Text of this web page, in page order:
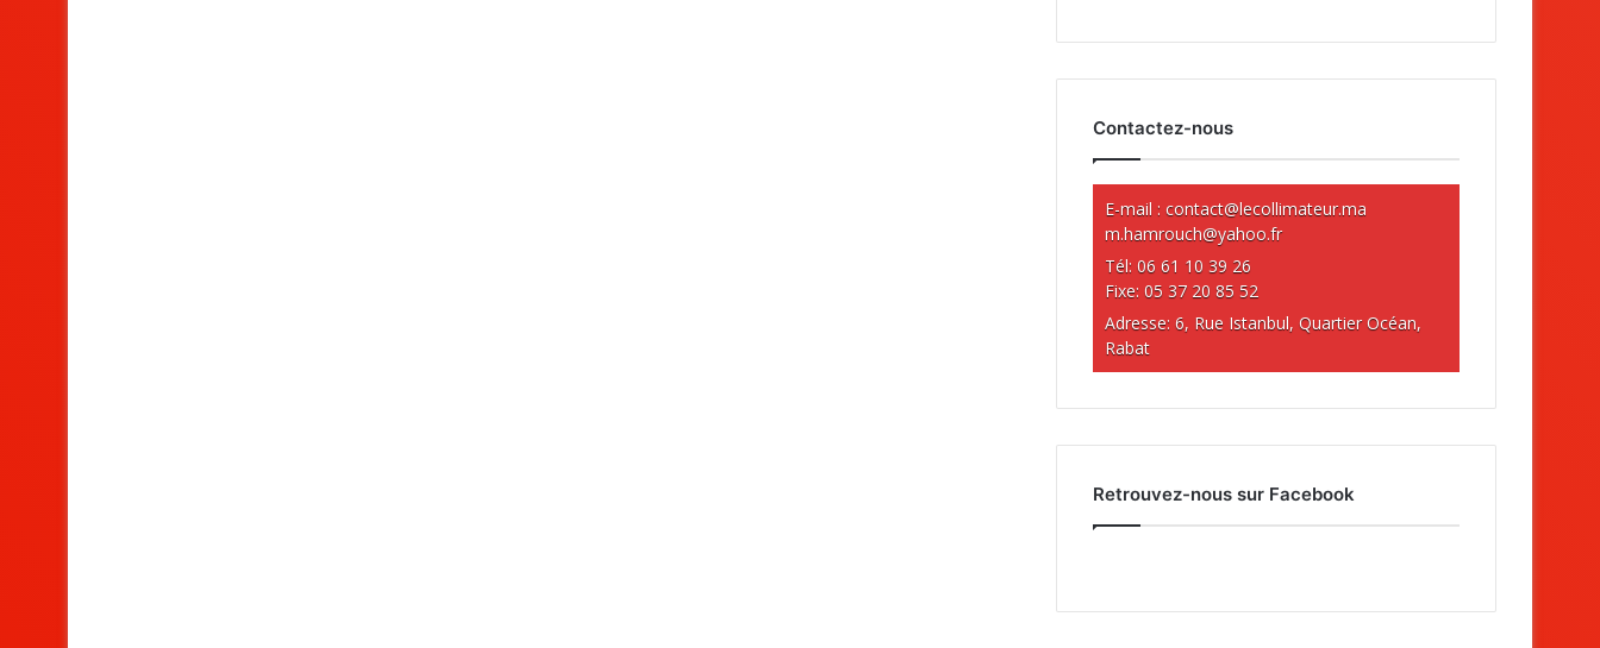
Contactez-nous
E-mail :contact@lecollimateur.ma
m.hamrouch@yahoo.fr
Tél: 06 61 10 39 26
Fixe: 05 37 20 85 52
Adresse: 6, Rue Istanbul, Quartier Océan,
Rabat
Retrouvez-nous sur Facebook